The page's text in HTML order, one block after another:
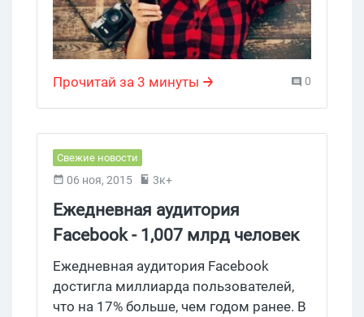
Прочитай за 3 минуты 0
Свежие новости
06 ноя, 2015 3к+
Ежедневная аудитория
Facebook - 1,007 млрд человек
Ежедневная аудитория Facebook
достигла миллиарда пользователей,
что на 17% больше, чем годом ранее. В